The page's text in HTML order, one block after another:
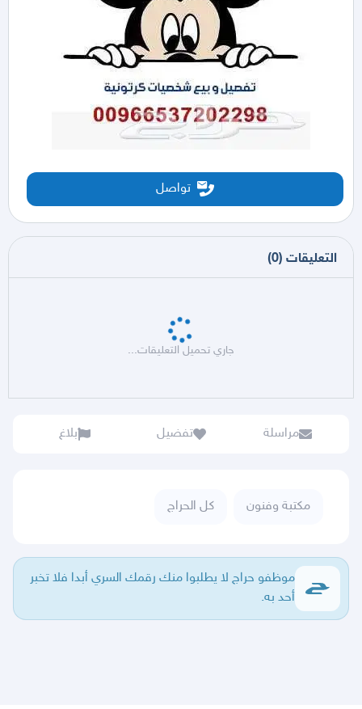
تواصل
التعليقات (
0
)
جاري تحميل التعليقات...
مراسلة تفضيل بلاغ
مكتبة وفنون كل الحراج
موظفو حراج لا يطلبوا منك رقمك السري أبدا فلا تخبر
أحد به.